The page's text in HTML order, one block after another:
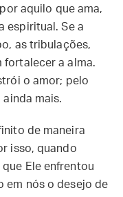
aquilo que ama,
espiritual. Se a
as tribulações,
fortalecer a alma.
o amor; pelo
mais.
de maneira
isso, quando
Ele enfrentou
em nós o desejo de